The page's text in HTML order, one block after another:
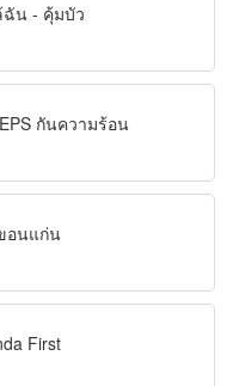
ฉัน - คุ้มบัว
กันความร้อน
อนแก่น
First